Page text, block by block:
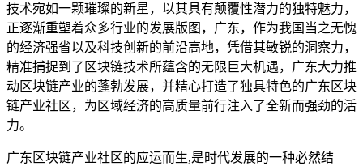
技术宛如一颗璀璨的新星，以其具有颠覆性潜力的独特魅力，
正逐渐重塑着众多行业的发展版图，广东，作为我国当之无愧
的经济强省以及科技创新的前沿高地，凭借其敏锐的洞察力，
精准捕捉到了区块链技术所蕴含的无限巨大机遇，广东大力推
动区块链产业的蓬勃发展，并精心打造了独具特色的广东区块
链产业社区，为区域经济的高质量前行注入了全新而强劲的活
力。
广东区块链产业社区的应运而生,是时代发展的一种必然结